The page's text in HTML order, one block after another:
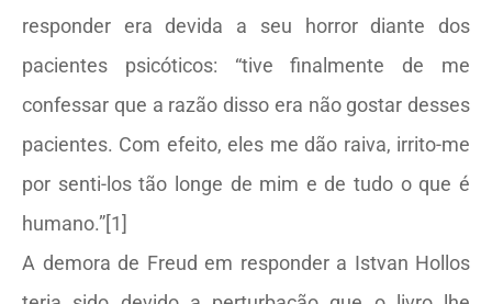
responder era devida a seu horror diante dos
pacientes psicóticos: “tive finalmente de me
confessar que a razão disso era não gostar desses
pacientes. Com efeito, eles me dão raiva, irrito-me
por senti-los tão longe de mim e de tudo o que é
humano.”[1]
A demora de Freud em responder a Istvan Hollos